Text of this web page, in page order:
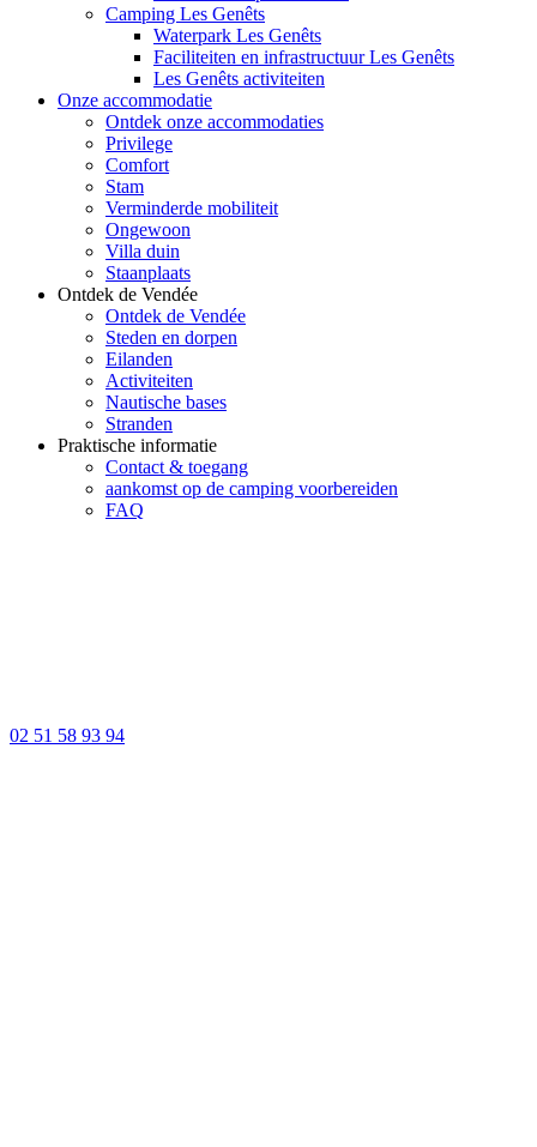
Camping Les Genêts
Waterpark Les Genêts
Faciliteiten en infrastructuur Les Genêts
Les Genêts activiteiten
Onze accommodatie
Ontdek onze accommodaties
Privilege
Comfort
Stam
Verminderde mobiliteit
Ongewoon
Villa duin
Staanplaats
Ontdek de Vendée
Ontdek de Vendée
Steden en dorpen
Eilanden
Activiteiten
Nautische bases
Stranden
Praktische informatie
Contact & toegang
aankomst op de camping voorbereiden
FAQ
02 51 58 93 94